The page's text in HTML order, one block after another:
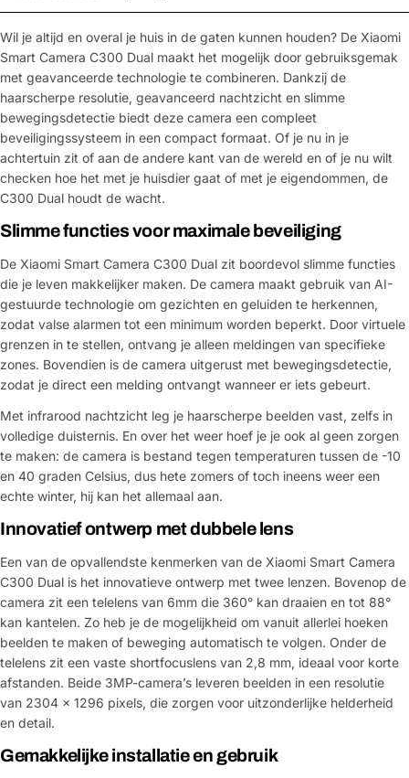
Wil je altijd en overal je huis in de gaten kunnen houden? De Xiaomi
Smart Camera C300 Dual maakt het mogelijk door gebruiksgemak
met geavanceerde technologie te combineren. Dankzij de
haarscherpe resolutie, geavanceerd nachtzicht en slimme
bewegingsdetectie biedt deze camera een compleet
beveiligingssysteem in een compact formaat. Of je nu in je
achtertuin zit of aan de andere kant van de wereld en of je nu wilt
checken hoe het met je huisdier gaat of met je eigendommen, de
C300 Dual houdt de wacht.
Slimme functies voor maximale beveiliging
De Xiaomi Smart Camera C300 Dual zit boordevol slimme functies
die je leven makkelijker maken. De camera maakt gebruik van AI-
gestuurde technologie om gezichten en geluiden te herkennen,
zodat valse alarmen tot een minimum worden beperkt. Door virtuele
grenzen in te stellen, ontvang je alleen meldingen van specifieke
zones. Bovendien is de camera uitgerust met bewegingsdetectie,
zodat je direct een melding ontvangt wanneer er iets gebeurt.
Met infrarood nachtzicht leg je haarscherpe beelden vast, zelfs in
volledige duisternis. En over het weer hoef je je ook al geen zorgen
te maken: de camera is bestand tegen temperaturen tussen de -10
en 40 graden Celsius, dus hete zomers of toch ineens weer een
echte winter, hij kan het allemaal aan.
Innovatief ontwerp met dubbele lens
Een van de opvallendste kenmerken van de Xiaomi Smart Camera
C300 Dual is het innovatieve ontwerp met twee lenzen. Bovenop de
camera zit een telelens van 6mm die 360° kan draaien en tot 88°
kan kantelen. Zo heb je de mogelijkheid om vanuit allerlei hoeken
beelden te maken of beweging automatisch te volgen. Onder de
telelens zit een vaste shortfocuslens van 2,8 mm, ideaal voor korte
afstanden. Beide 3MP-camera’s leveren beelden in een resolutie
van 2304 x 1296 pixels, die zorgen voor uitzonderlijke helderheid
en detail.
Gemakkelijke installatie en gebruik